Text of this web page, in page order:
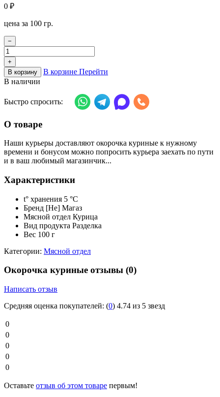
0 ₽
цена за 100 гр.
−
+
В корзину
В корзине Перейти
В наличии
Быстро спросить:
О товаре
Наши курьеры доставляют окорочка куриные к нужному
времени и бонусом можно попросить курьера заехать по пути
и в ваш любимый магазинчик...
Характеристики
t° хранения 5 °C
Бренд [Не] Магаз
Мясной отдел Курица
Вид продукта Разделка
Вес 100 г
Категории: Мясной отдел
Окорочка куриные отзывы (0)
Написать отзыв
Средняя оценка покупателей: (0) 4.74 из 5 звезд
0
0
0
0
0
Оставьте отзыв об этом товаре первым!